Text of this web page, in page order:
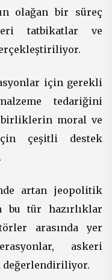
olağan bir süreç
tatbikatlar ve
için gerekli
tedariğini
birliklerin moral ve
çeşitli destek
artan jeopolitik
bu tür hazırlıklar
arasında yer
askeri
değerlendiriliyor.